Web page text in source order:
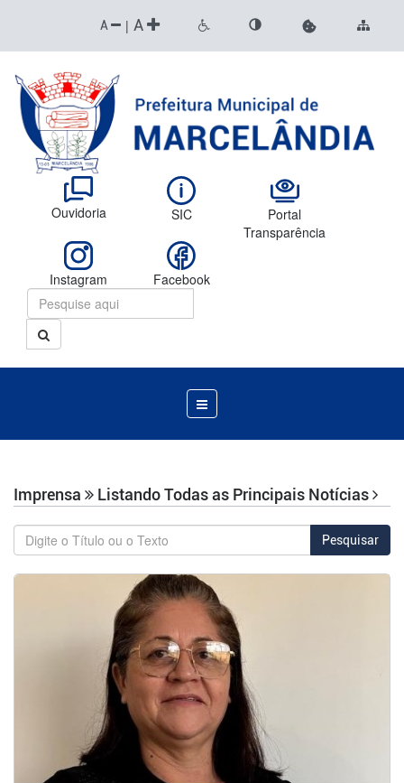
A | A
Ouvidoria SIC
Portal
Transparência
Instagram Facebook
Menu
de
Navegação
Imprensa Listando Todas as Principais Notícias
Pesquisar